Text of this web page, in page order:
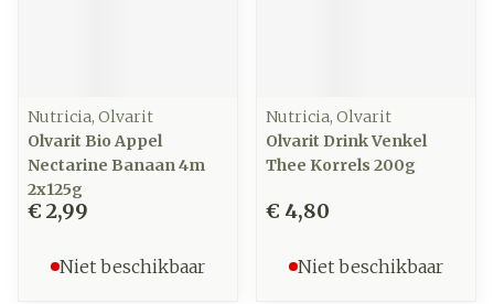
Nutricia, Olvarit
Olvarit Bio Appel
Nectarine Banaan 4m
2x125g
€ 2,99
Niet beschikbaar
Nutricia, Olvarit
Olvarit Drink Venkel
Thee Korrels 200g
€ 4,80
Niet beschikbaar